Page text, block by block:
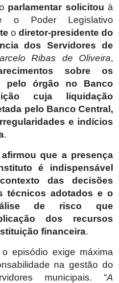
parlamentar solicitou à
o Poder Legislativo
o diretor-presidente do
dos Servidores de
Ribas de Oliveira,
sobre os
pelo órgão no Banco
cuja liquidação
pelo Banco Central,
e indícios
.
afirmou que a presença
é indispensável
contexto
das decisões
técnicos adotados e o
de risco que
dos recursos
financeira.
episódio exige máxima
na gestão do
municipais. “A